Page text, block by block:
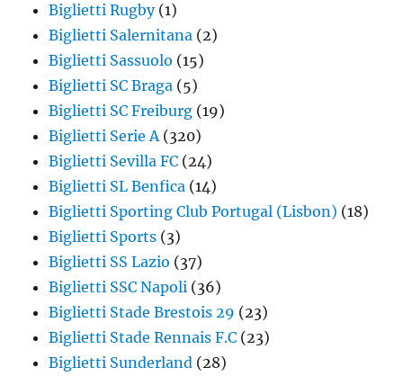
Biglietti Rugby(1)
Biglietti Salernitana (2)
Biglietti Sassuolo (15)
Biglietti SC Braga (5)
Biglietti SC Freiburg (19)
Biglietti Serie A(320)
Biglietti Sevilla FC (24)
Biglietti SL Benfica (14)
Biglietti Sporting Club Portugal (Lisbon) (18)
Biglietti Sports (3)
Biglietti SS Lazio (37)
Biglietti SSC Napoli (36)
Biglietti Stade Brestois 29 (23)
Biglietti Stade Rennais F.C (23)
Biglietti Sunderland (28)